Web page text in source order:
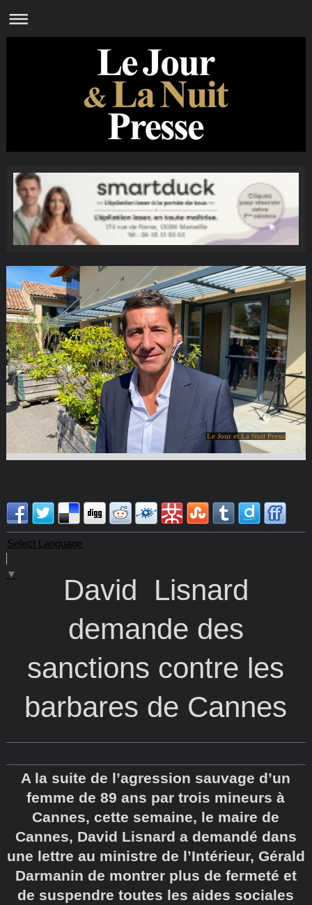
Le Jour et La Nuit Presse
Select Language
▼
David Lisnard
demande des
sanctions contre les
barbares de Cannes
A la suite de l’agression sauvage d’un
femme de 89 ans par trois mineurs à
Cannes, cette semaine, le maire de
Cannes, David Lisnard a demandé dans
une lettre au ministre de l’Intérieur, Gérald
Darmanin de montrer plus de fermeté et
de suspendre toutes les aides sociales